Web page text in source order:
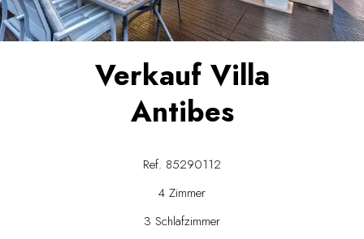
Verkauf Villa
Antibes
Ref. 85290112
4 Zimmer
3 Schlafzimmer